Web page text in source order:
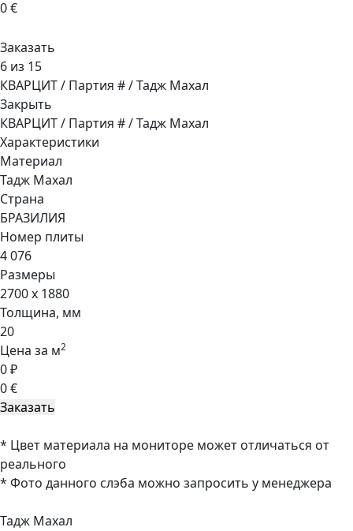
0 €
Заказать
6 из 15
КВАРЦИТ / Партия # / Тадж Махал
Закрыть
КВАРЦИТ / Партия # / Тадж Махал
Характеристики
Материал
Тадж Махал
Страна
БРАЗИЛИЯ
Номер плиты
4 076
Размеры
2700 x 1880
Толщина, мм
20
Цена за м2
0 ₽
0 €
* Цвет материала на мониторе может отличаться от
реального
* Фото данного слэба можно запросить у менеджера
Тадж Махал